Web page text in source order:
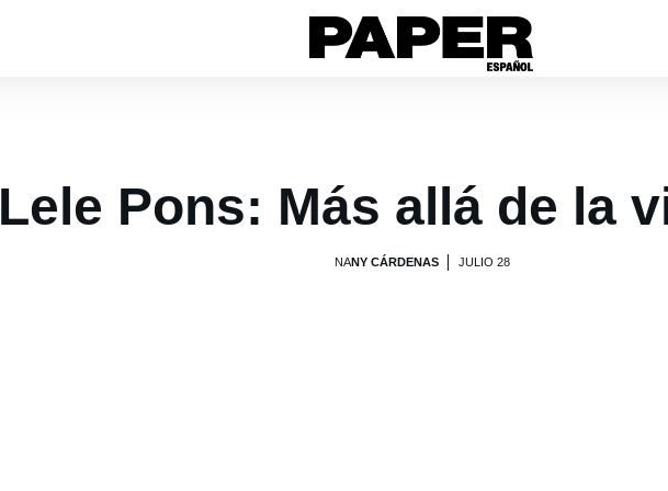
Lele Pons: Más allá de la
NANY CÁRDENAS JULIO 28